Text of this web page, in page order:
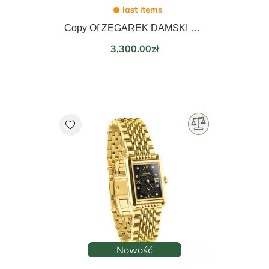
last items
Copy Of ZEGAREK DAMSKI EPOS LADIES 21mm 8002.702.20.20.15
Price
3,300.00zł
Nowość
favorite